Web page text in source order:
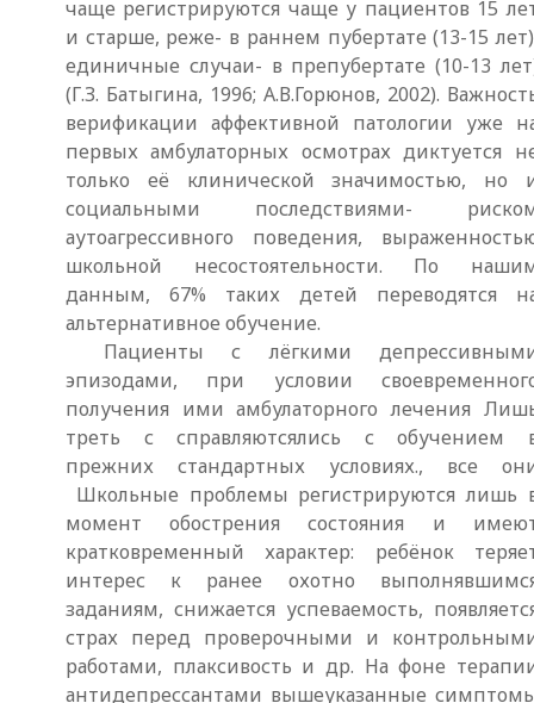
чаще регистрируются чаще у пациентов 15
и старше, реже- в раннем пубертате (13-15
единичные случаи- в препубертате (10-13
(Г.З. Батыгина, 1996; А.В.Горюнов, 2002).
верификации аффективной патологии уже
первых амбулаторных осмотрах диктуется
только её клинической значимостью, но
социальными последствиями-
аутоагрессивного поведения,
школьной несостоятельности. По
данным, 67% таких детей переводятся
альтернативное обучение.
Пациенты с лёгкими
эпизодами, при условии
получения ими амбулаторного лечения
треть с справляютсялись с обучением
прежних стандартных условиях., все
Школьные проблемы регистрируются лишь
момент обострения состояния и
кратковременный характер: ребёнок
интерес к ранее охотно
заданиям, снижается успеваемость,
страх перед проверочными и
работами, плаксивость и др. На фоне
антидепрессантами вышеуказанные